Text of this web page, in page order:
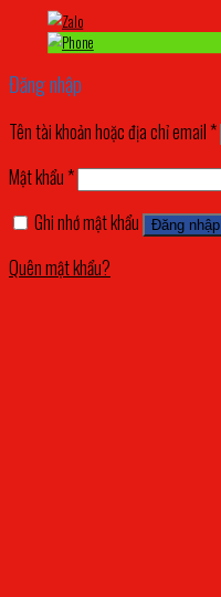
Đăng nhập
Tên tài khoản hoặc địa chỉ email *
Mật khẩu *
Ghi nhớ mật khẩu
Đăng nhập
Quên mật khẩu?